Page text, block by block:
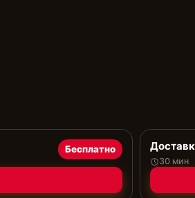
Бесплатно
30 мин